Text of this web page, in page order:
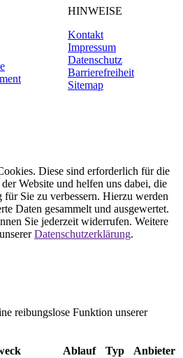
HINWEISE
Kontakt
Impressum
Datenschutz
Barrierefreiheit
Sitemap
Diese sind erforderlich für die
Website und helfen uns dabei, die
Sie zu verbessern. Hierzu werden
Daten gesammelt und ausgewertet.
Sie jederzeit widerrufen. Weitere
Datenschutzerklärung.
reibungslose Funktion unserer
Ablauf Typ Anbieter